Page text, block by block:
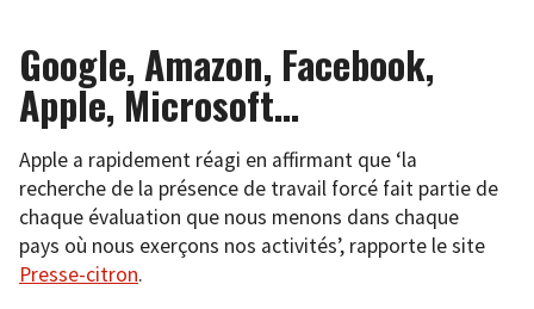
Google, Amazon, Facebook,
Apple, Microsoft…
Apple a rapidement réagi en affirmant que ‘la
recherche de la présence de travail forcé fait partie de
chaque évaluation que nous menons dans chaque
pays où nous exerçons nos activités’, rapporte le site
Presse-citron.